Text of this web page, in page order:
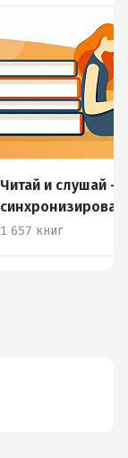
Читай и слушай –
книги
1 657 книг